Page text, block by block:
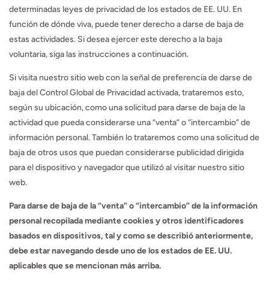
determinadas leyes de privacidad de los estados de EE. UU. En
función de dónde viva, puede tener derecho a darse de baja de
estas actividades. Si desea ejercer este derecho a la baja
voluntaria, siga las instrucciones a continuación.
Si visita nuestro sitio web con la señal de preferencia de darse de
baja del Control Global de Privacidad activada, trataremos esto,
según su ubicación, como una solicitud para darse de baja de la
actividad que pueda considerarse una “venta” o “intercambio” de
información personal. También lo trataremos como una solicitud de
baja de otros usos que puedan considerarse publicidad dirigida
para el dispositivo y navegador que utilizó al visitar nuestro sitio
web.
Para darse de baja de la “venta” o “intercambio” de la información
personal recopilada mediante cookies y otros identificadores
basados en dispositivos, tal y como se describió anteriormente,
debe estar navegando desde uno de los estados de EE. UU.
aplicables que se mencionan más arriba.